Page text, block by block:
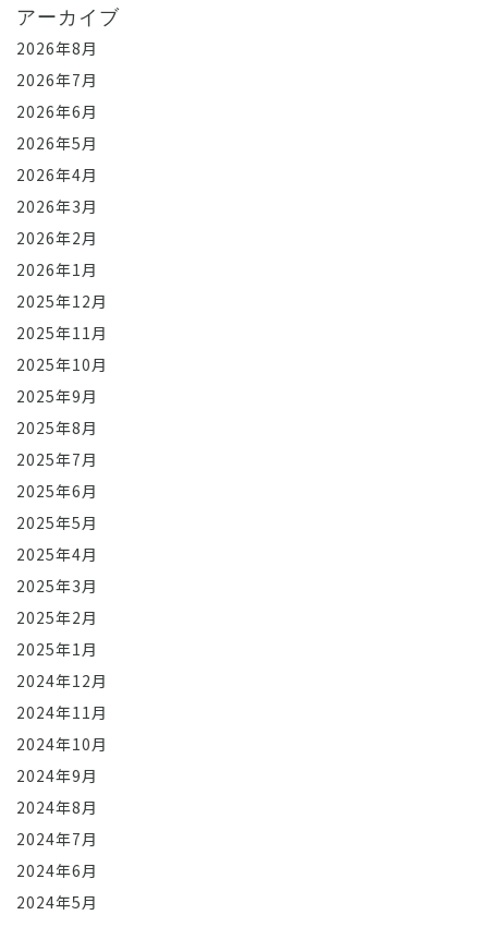
アーカイブ
2026年8月
2026年7月
2026年6月
2026年5月
2026年4月
2026年3月
2026年2月
2026年1月
2025年12月
2025年11月
2025年10月
2025年9月
2025年8月
2025年7月
2025年6月
2025年5月
2025年4月
2025年3月
2025年2月
2025年1月
2024年12月
2024年11月
2024年10月
2024年9月
2024年8月
2024年7月
2024年6月
2024年5月